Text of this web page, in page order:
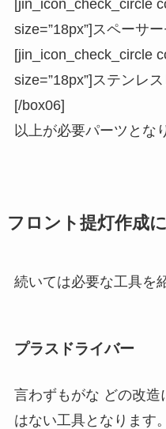
[jin_icon_check_circle
size=”18px”]スペーサー
[jin_icon_check_circle
size=”18px”]ステンレ
[/box06]
以上が必要パーツとな
フロント提灯作成
続いては必要な工具を
プラスドライバー
言わずもがな どの改
はない工具となります。